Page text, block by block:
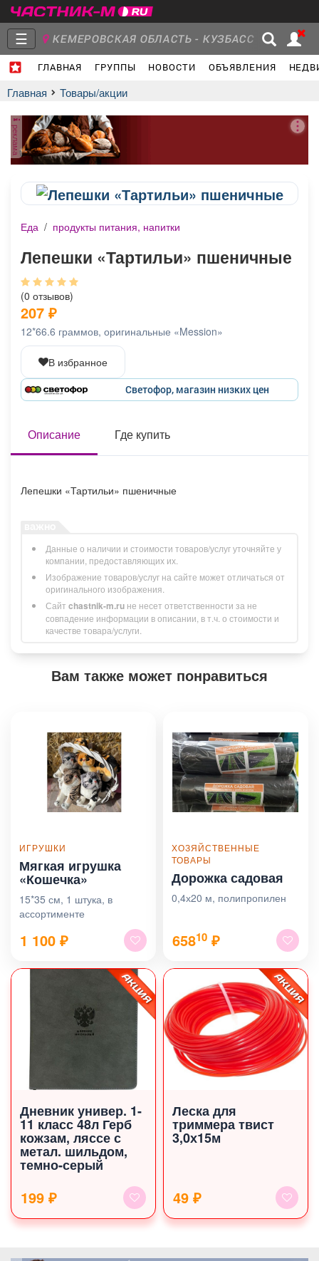
☰ КЕМЕРОВСКАЯ ОБЛАСТЬ - КУЗБАСС
ГЛАВНАЯ ГРУППЫ НОВОСТИ ОБЪЯВЛЕНИЯ
Главная
Объявления Недвижимость Услуги
Афиша
ТВ программа Я - пенсионер
Главная Товары/акции
реклама
Еда / продукты питания, напитки
Лепешки «Тартильи» пшеничные
(0 отзывов)
207 ₽
12*66.6 граммов, оригинальные «Mession»
В избранное
Светофор, магазин низких цен
Описание Где купить
Лепешки «Тартильи» пшеничные
Данные о наличии и стоимости товаров/услуг уточняйте у
компании, предоставляющих их.
Изображение товаров/услуг на сайте может отличаться от
оригинального изображения.
Сайт chastnik-m.ru не несет ответственности за не
совпадение информации в описании, в т.ч. о стоимости и
качестве товара/услуги.
Вам также может понравиться
ИГРУШКИ
Мягкая игрушка
«Кошечка»
15*35 см, 1 штука, в
ассортименте
1 100 ₽
ХОЗЯЙСТВЕННЫЕ
ТОВАРЫ
Дорожка садовая
0,4х20 м, полипропилен
65810 ₽
Дневник универ. 1-
11 класс 48л Герб
кожзам, ляссе с
метал. шильдом,
темно-серый
199 ₽
Леска для
триммера твист
3,0х15м
49 ₽